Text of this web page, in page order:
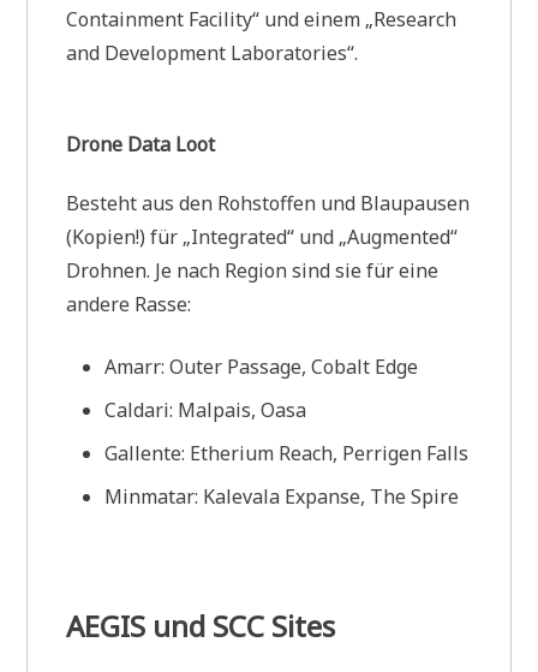
Containment Facility“ und einem „Research
and Development Laboratories“.
Drone Data Loot
Besteht aus den Rohstoffen und Blaupausen
(Kopien!) für „Integrated“ und „Augmented“
Drohnen. Je nach Region sind sie für eine
andere Rasse:
Amarr: Outer Passage, Cobalt Edge
Caldari: Malpais, Oasa
Gallente: Etherium Reach, Perrigen Falls
Minmatar: Kalevala Expanse, The Spire
AEGIS und SCC Sites